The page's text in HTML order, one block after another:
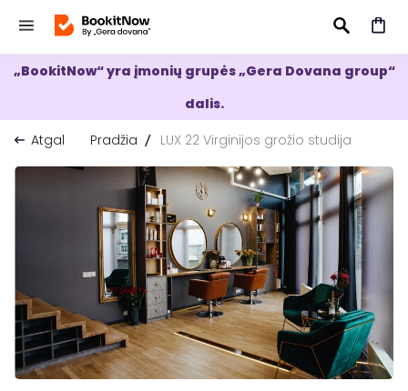
IEŠKOTI
„BookitNow“ yra įmonių grupės „Gera Dovana group“
dalis.
Atgal
Pradžia LUX 22 Virginijos grožio studija